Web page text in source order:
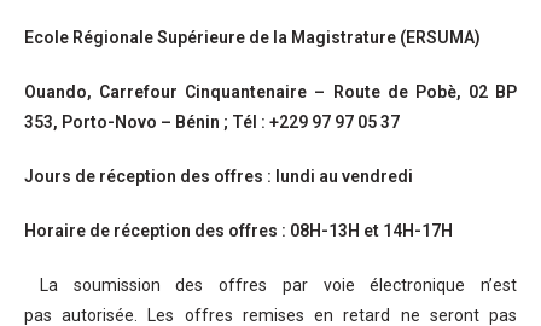
Ecole Régionale Supérieure de la Magistrature (ERSUMA)
Ouando, Carrefour Cinquantenaire – Route de Pobè, 02 BP
353, Porto-Novo – Bénin ; Tél : +229 97 97 05 37
Jours de réception des offres : lundi au vendredi
Horaire de réception des offres : 08H-13H et 14H-17H
La soumission des offres par voie électronique n’est
pas autorisée. Les offres remises en retard ne seront pas